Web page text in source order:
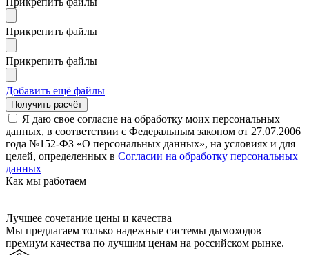
Прикрепить файлы
Прикрепить файлы
Добавить ещё файлы
Я даю свое согласие на обработку моих персональных
данных, в соответствии с Федеральным законом от 27.07.2006
года №152-ФЗ «О персональных данных», на условиях и для
целей, определенных в Согласии на обработку персональных
данных
Как мы работаем
Лучшее сочетание цены и качества
Мы предлагаем только надежные системы дымоходов
премиум качества по лучшим ценам на российском рынке.